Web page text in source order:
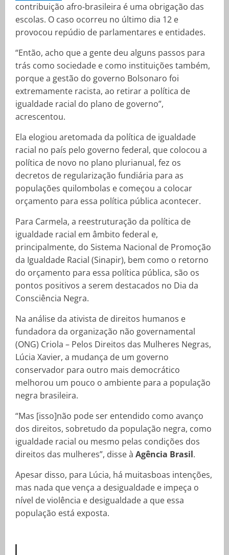
contribuição afro-brasileira é uma obrigação das
escolas. O caso ocorreu no último dia 12 e
provocou repúdio de parlamentares e entidades.
“Então, acho que a gente deu alguns passos para
trás como sociedade e como instituições também,
porque a gestão do governo Bolsonaro foi
extremamente racista, ao retirar a política de
igualdade racial do plano de governo”,
acrescentou.
Ela elogiou aretomada da política de igualdade
racial no país pelo governo federal, que colocou a
política de novo no plano plurianual, fez os
decretos de regularização fundiária para as
populações quilombolas e começou a colocar
orçamento para essa política pública acontecer.
Para Carmela, a reestruturação da política de
igualdade racial em âmbito federal e,
principalmente, do Sistema Nacional de Promoção
da Igualdade Racial (Sinapir), bem como o retorno
do orçamento para essa política pública, são os
pontos positivos a serem destacados no Dia da
Consciência Negra.
Na análise da ativista de direitos humanos e
fundadora da organização não governamental
(ONG) Criola – Pelos Direitos das Mulheres Negras,
Lúcia Xavier, a mudança de um governo
conservador para outro mais democrático
melhorou um pouco o ambiente para a população
negra brasileira.
“Mas [isso]não pode ser entendido como avanço
dos direitos, sobretudo da população negra, como
igualdade racial ou mesmo pelas condições dos
direitos das mulheres”, disse à Agência Brasil.
Apesar disso, para Lúcia, há muitasboas intenções,
mas nada que vença a desigualdade e impeça o
nível de violência e desigualdade a que essa
população está exposta.